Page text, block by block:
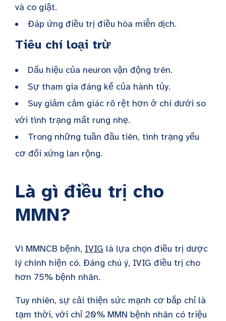
và co giật.
Đáp ứng điều trị điều hòa miễn dịch.
Tiêu chí loại trừ
Dấu hiệu của neuron vận động trên.
Sự tham gia đáng kể của hành tủy.
Suy giảm cảm giác rõ rệt hơn ở chi dưới so
với tình trạng mất rung nhẹ.
Trong những tuần đầu tiên, tình trạng yếu
cơ đối xứng lan rộng.
Là gì điều trị cho
MMN?
Vì MMNCB bệnh, IVIG là lựa chọn điều trị dược
lý chính hiện có. Đáng chú ý, IVIG điều trị cho
hơn 75% bệnh nhân.
Tuy nhiên, sự cải thiện sức mạnh cơ bắp chỉ là
tạm thời, với chỉ 20% MMN bệnh nhân có triệu